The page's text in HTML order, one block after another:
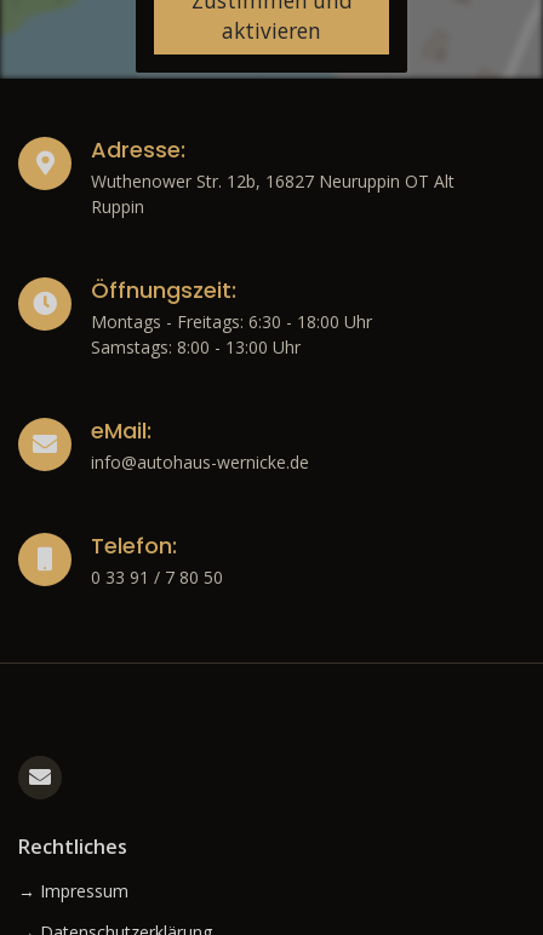
aktivieren
Adresse:
Wuthenower Str. 12b, 16827 Neuruppin OT Alt
Ruppin
Öffnungszeit:
Montags - Freitags: 6:30 - 18:00 Uhr
Samstags: 8:00 - 13:00 Uhr
eMail:
info@autohaus-wernicke.de
Telefon:
0 33 91 / 7 80 50
Rechtliches
→ Impressum